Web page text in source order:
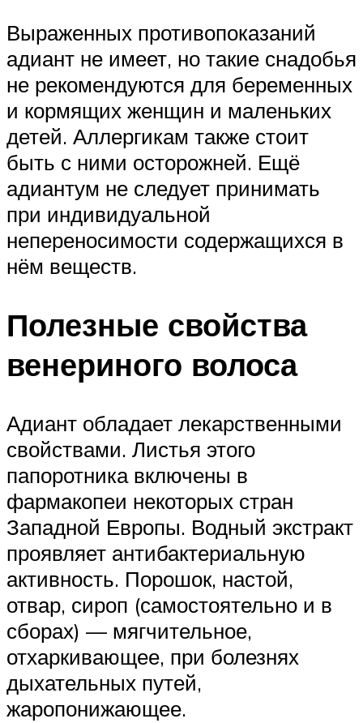
Выраженных противопоказаний
адиант не имеет, но такие снадобья
не рекомендуются для беременных
и кормящих женщин и маленьких
детей. Аллергикам также стоит
быть с ними осторожней. Ещё
адиантум не следует принимать
при индивидуальной
непереносимости содержащихся в
нём веществ.
Полезные свойства
венериного волоса
Адиант обладает лекарственными
свойствами. Листья этого
папоротника включены в
фармакопеи некоторых стран
Западной Европы. Водный экстракт
проявляет антибактериальную
активность. Порошок, настой,
отвар, сироп (самостоятельно и в
сборах) — мягчительное,
отхаркивающее, при болезнях
дыхательных путей,
жаропонижающее.